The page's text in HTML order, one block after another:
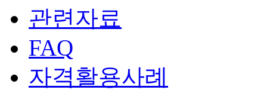
관련자료
FAQ
자격활용사례